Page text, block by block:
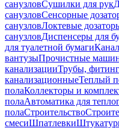
санузловСушилки для рук
санузловСенсорные
санузловЛоктевые
санузловДиспенсеры для
для туалетной бумаги
вантузыПрочистные
канализацииТрубы,
канализационныеТеплый
полаКоллекторы и
полаАвтоматика для
полаСтроительство
смесиШпатлевки